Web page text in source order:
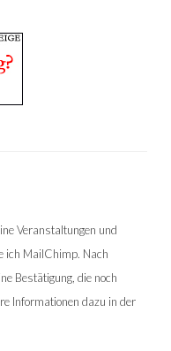
Veranstaltungen und
ich MailChimp. Nach
Bestätigung, die noch
Informationen dazu in der